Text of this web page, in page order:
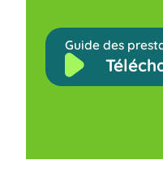
Guide des